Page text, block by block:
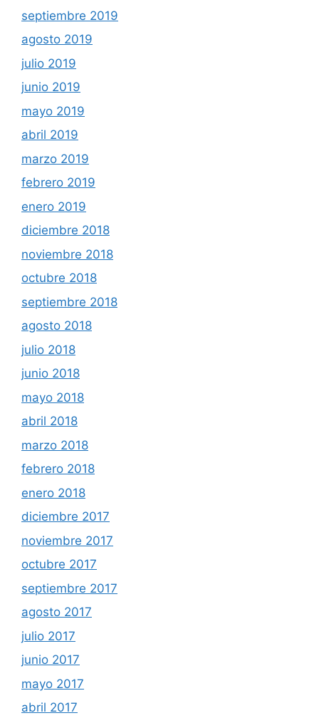
septiembre 2019
agosto 2019
julio 2019
junio 2019
mayo 2019
abril 2019
marzo 2019
febrero 2019
enero 2019
diciembre 2018
noviembre 2018
octubre 2018
septiembre 2018
agosto 2018
julio 2018
junio 2018
mayo 2018
abril 2018
marzo 2018
febrero 2018
enero 2018
diciembre 2017
noviembre 2017
octubre 2017
septiembre 2017
agosto 2017
julio 2017
junio 2017
mayo 2017
abril 2017